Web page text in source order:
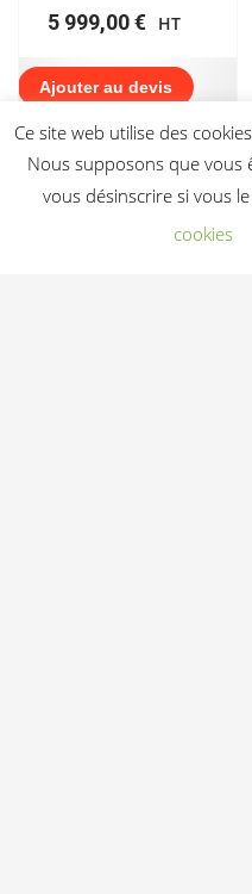
5 999,00€ HT
Ajouter au devis
Ce site web utilise des
Nous supposons que vous
vous désinscrire si vous
cookies